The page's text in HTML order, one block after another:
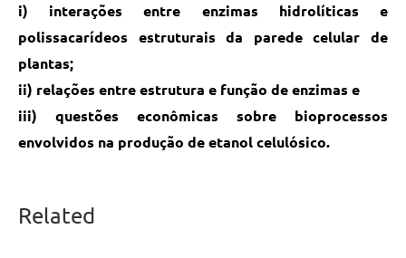
i) interações entre enzimas hidrolíticas e
polissacarídeos estruturais da parede celular de
plantas;
ii) relações entre estrutura e função de enzimas e
iii) questões econômicas sobre bioprocessos
envolvidos na produção de etanol celulósico.
Related